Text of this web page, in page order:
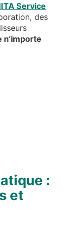
Service
des
n’importe
:
et